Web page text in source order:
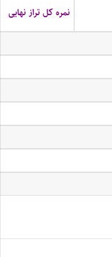
نمره کل تراز نهایی